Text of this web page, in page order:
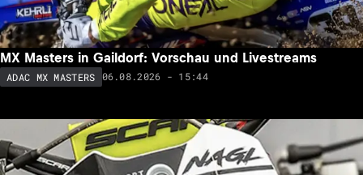
MX Masters in Gaildorf: Vorschau und Livestreams
ADAC MX MASTERS 06.08.2026 - 15:44